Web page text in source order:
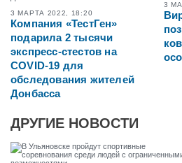
3 МАРТА 2022, 18:20
Компания «ТестГен»
подарила 2 тысячи
экспресс-стестов на
COVID-19 для
обследования жителей
Донбасса
3
ДРУГИЕ НОВОСТИ